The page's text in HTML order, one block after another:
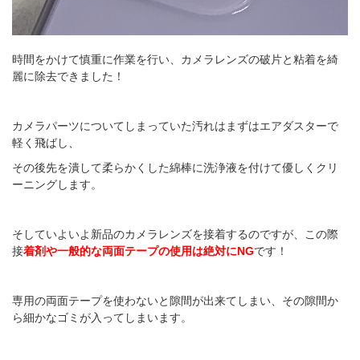
時間をかけて慎重に作業を行い、カメラレンズの破片と粘着を綺
麗に除去できました！
カメラパーツについてしまっていた汚れはまずはエアダスターで
軽く飛ばし、
その後先を潰して柔らかくした綿棒に洗浄液を付けて優しくクリ
ーニングします。
そしていよいよ新品のカメラレンズを接着するのですが、この際
接着剤や一般的な両面テープの使用は絶対にNGです！
専用の両面テープを使わないと隙間が出来てしまい、その隙間か
ら細かなゴミが入ってしまいます。